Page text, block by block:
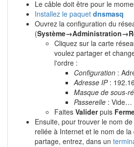
Le câble doit être pour le
Installez le paquet dnsmasq
Ouvrez la configuration du
(
Cliquez sur la carte
voulez partager et
l'ordre :
Configuration :
Adresse IP:
Masque de sous-
Passerelle : Vide…
Faites Validerpuis
Ensuite, pour trouver le nom
reliée à Internet et le nom de
partage, entrez, dans un